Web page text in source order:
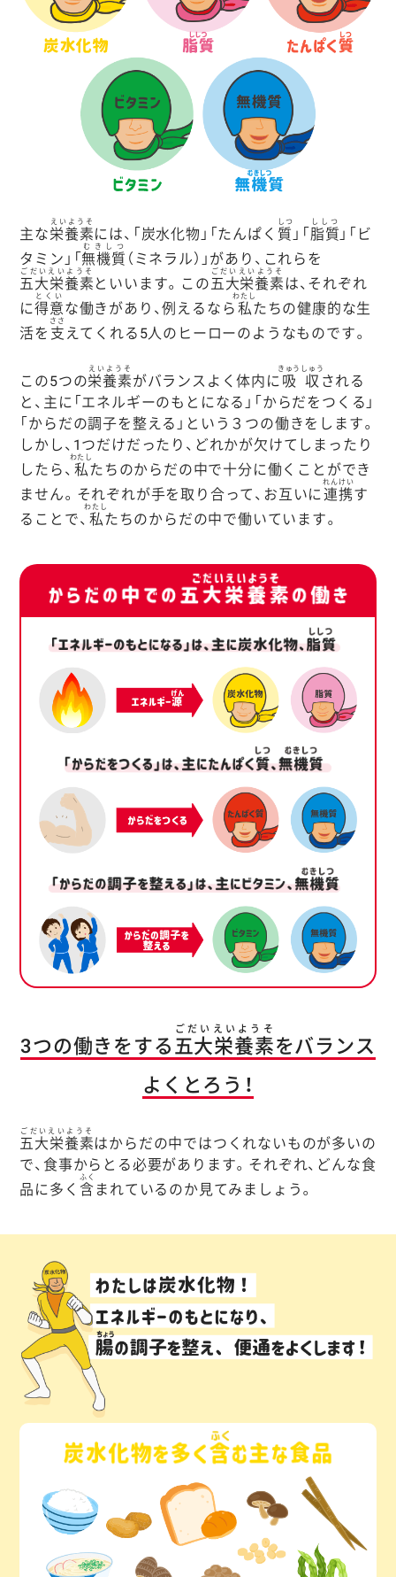
主な栄養素
えいようそ
には、「炭水化物」「たんぱく 質
しつ
」「 脂質
ししつ
」「ビ
タミン」「 無機質
むきしつ
（ミネラル）」があり、これらを
五大栄養素
ごだいえいようそ
といいます。この五大栄養素
ごだいえいようそ
は、それぞれ
に得意
とくい
な働きがあり、例えるなら 私
わたし
たちの健康的な生
活を 支
ささ
えてくれる5人のヒーローのようなものです。
この5つの栄養素
えいようそ
がバランスよく体内に 吸収
きゅうしゅう
される
と、主に「エネルギーのもとになる」「からだをつくる」
「からだの調子を整える」という３つの働きをします。
しかし、1つだけだったり、どれかが欠けてしまったり
したら、 私
わたし
たちのからだの中で十分に働くことができ
ません。それぞれが手を取り合って、お互いに連携
れんけい
す
ることで、 私
わたし
たちのからだの中で働いています。
3つの働きをする 五大栄養素
ごだいえいようそ
をバランス
よくとろう！
五大栄養素
ごだいえいようそ
はからだの中ではつくれないものが多いの
で、食事からとる必要があります。それぞれ、どんな食
品に多く 含
ふく
まれているのか見てみましょう。